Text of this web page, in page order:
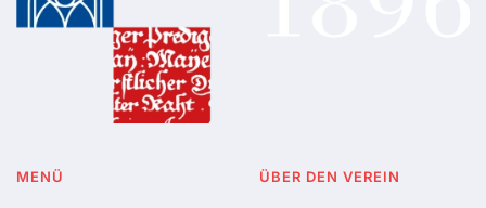
MENÜ ÜBER DEN VEREIN